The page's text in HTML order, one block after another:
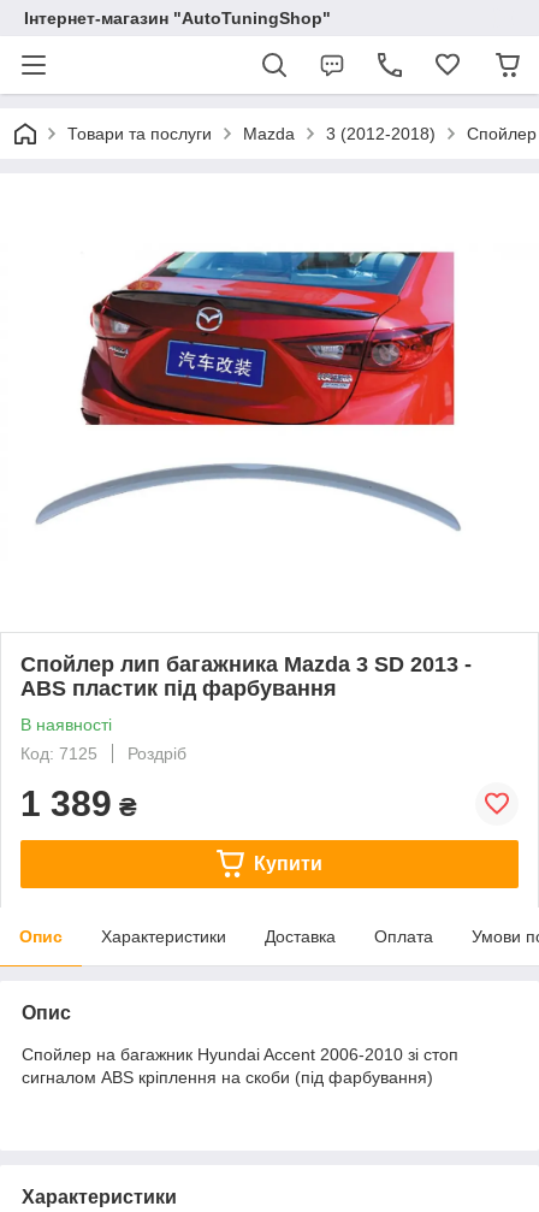
Інтернет-магазин "AutoTuningShop"
Товари та послуги Mazda 3 (2012-2018) Спойлер
Спойлер лип багажника Mazda 3 SD 2013 -
АВЅ пластик під фарбування
В наявності
Код: 7125
Роздріб
1 389 ₴
Купити
Опис Характеристики Доставка Оплата Умови
Опис
Спойлер на багажник Hyundai Accent 2006-2010 зі стоп
сигналом ABS кріплення на скоби (під фарбування)
Характеристики